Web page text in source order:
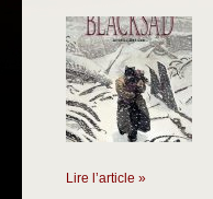
Lire l’article »